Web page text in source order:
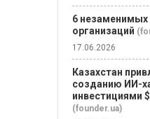
6 незаменимых
организаций
17.06.2026
Казахстан
созданию ИИ-
инвестициями
(founder.ua)